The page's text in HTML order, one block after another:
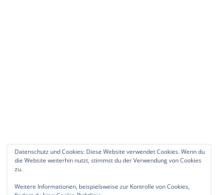
Datenschutz und Cookies: Diese Website verwendet Cookies. Wenn du
die Website weiterhin nutzt, stimmst du der Verwendung von Cookies
zu.
Weitere Informationen, beispielsweise zur Kontrolle von Cookies,